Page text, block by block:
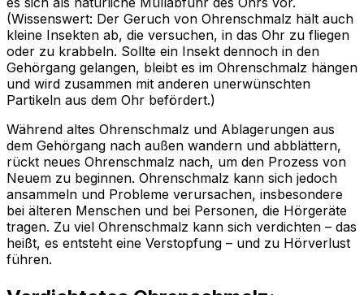
(Wissenswert: Der Geruch von Ohrenschmalz hält auch
kleine Insekten ab, die versuchen, in das Ohr zu fliegen
oder zu krabbeln. Sollte ein Insekt dennoch in den
Gehörgang gelangen, bleibt es im Ohrenschmalz hängen
und wird zusammen mit anderen unerwünschten
Partikeln aus dem Ohr befördert.)
Während altes Ohrenschmalz und Ablagerungen aus
dem Gehörgang nach außen wandern und abblättern,
rückt neues Ohrenschmalz nach, um den Prozess von
Neuem zu beginnen. Ohrenschmalz kann sich jedoch
ansammeln und Probleme verursachen, insbesondere
bei älteren Menschen und bei Personen, die Hörgeräte
tragen. Zu viel Ohrenschmalz kann sich verdichten – das
heißt, es entsteht eine Verstopfung – und zu Hörverlust
führen.